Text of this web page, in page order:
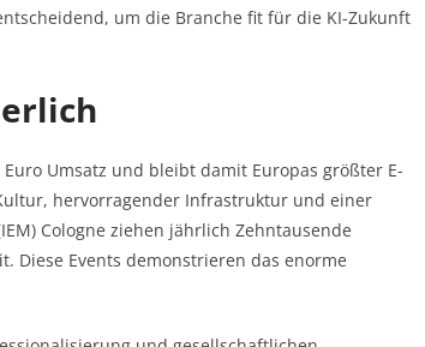
um die Branche fit für die KI-Zukunft
Umsatz und bleibt damit Europas größter E-
hervorragender Infrastruktur und einer
Cologne ziehen jährlich Zehntausende
Diese Events demonstrieren das enorme